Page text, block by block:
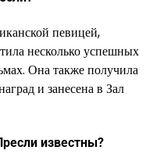
певицей,
несколько успешных
Она также получила
и занесена в Зал
известны?